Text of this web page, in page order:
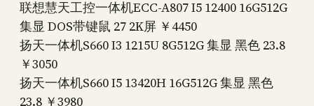
联想慧天工控一体机ECC-A807 I5 12400 16G512G
集显 DOS带键鼠 27 2K屏 ￥4450
扬天一体机S660 I3 1215U 8G512G 集显 黑色 23.8
￥3050
扬天一体机S660 I5 13420H 16G512G 集显 黑色
23.8 ￥3980